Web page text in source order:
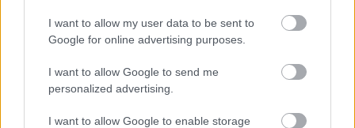
I want to allow my user data to be sent to
Google for online advertising purposes.
I want to allow Google to send me
personalized advertising.
I want to allow Google to enable storage
17 éve
Elég rossz a kiállítás címe, de a honlapja és a
tartalma nem rossz. Már hallottam a kínai
évkönyvekről, amelyek tudósítanak arról, hogy a
muhi csata nem volt egy diadalmenet a tatároknak
sem, de jó volt újra olvasni... egy kis vigasz...